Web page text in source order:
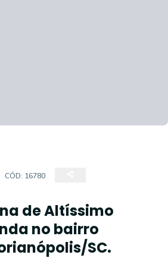
CÓD: 16780
de Altíssimo
no bairro
SC.